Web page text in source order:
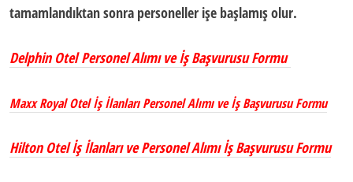
tamamlandıktan sonra personeller işe başlamış olur.
Delphin Otel Personel Alımı ve İş Başvurusu Formu
Maxx Royal Otel İş İlanları Personel Alımı ve İş Başvurusu Formu
Hilton Otel İş İlanları ve Personel Alımı İş Başvurusu Formu